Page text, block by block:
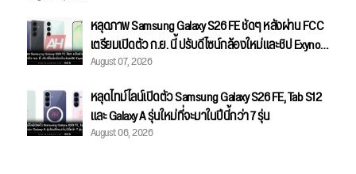
หลุดภาพ Samsung Galaxy S26 FE ชัดๆ หลังผ่าน FCC
เตรียมเปิดตัว ก.ย. นี้ ปรับดีไซน์กล้องใหม่และชิป Exynos
2500
August 07, 2026
หลุดไทม์ไลน์เปิดตัว Samsung Galaxy S26 FE, Tab S12
และ Galaxy A รุ่นใหม่ที่จะมาในปีนี้กว่า 7 รุ่น
August 06, 2026